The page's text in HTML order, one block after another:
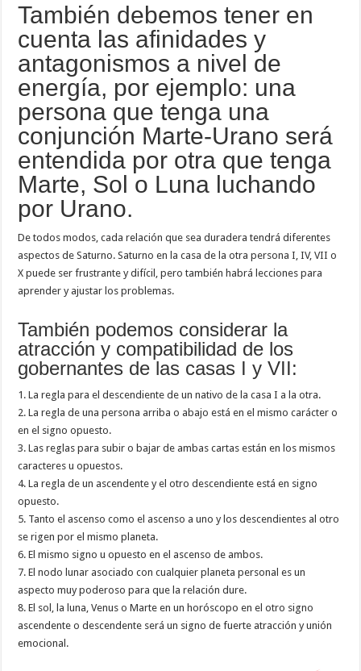
También debemos tener en
cuenta las afinidades y
antagonismos a nivel de
energía, por ejemplo: una
persona que tenga una
conjunción Marte-Urano será
entendida por otra que tenga
Marte, Sol o Luna luchando
por Urano.
De todos modos, cada relación que sea duradera tendrá diferentes
aspectos de Saturno. Saturno en la casa de la otra persona I, IV, VII o
X puede ser frustrante y difícil, pero también habrá lecciones para
aprender y ajustar los problemas.
También podemos considerar la
atracción y compatibilidad de los
gobernantes de las casas I y VII:
1. La regla para el descendiente de un nativo de la casa I a la otra.
2. La regla de una persona arriba o abajo está en el mismo carácter o
en el signo opuesto.
3. Las reglas para subir o bajar de ambas cartas están en los mismos
caracteres u opuestos.
4. La regla de un ascendente y el otro descendiente está en signo
opuesto.
5. Tanto el ascenso como el ascenso a uno y los descendientes al otro
se rigen por el mismo planeta.
6. El mismo signo u opuesto en el ascenso de ambos.
7. El nodo lunar asociado con cualquier planeta personal es un
aspecto muy poderoso para que la relación dure.
8. El sol, la luna, Venus o Marte en un horóscopo en el otro signo
ascendente o descendente será un signo de fuerte atracción y unión
emocional.